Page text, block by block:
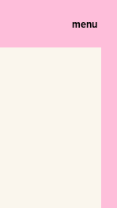
menu